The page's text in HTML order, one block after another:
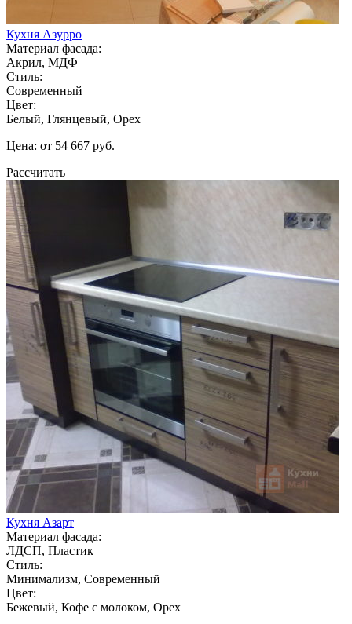
Кухня Азурро
Материал фасада:
Акрил, МДФ
Стиль:
Современный
Цвет:
Белый, Глянцевый, Орех
Цена: от 54 667 руб.
Рассчитать
Кухня Азарт
Материал фасада:
ЛДСП, Пластик
Стиль:
Минимализм, Современный
Цвет:
Бежевый, Кофе с молоком, Орех